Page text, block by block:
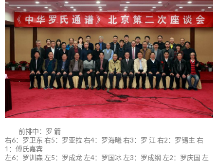
前排中：罗 箭
右6：罗卫东 右5：罗亚拉 右4：罗海曦 右3：罗 江 右2：罗锡主 右
1：傅氏嘉宾
左6：罗训森 左5：罗成龙 左4：罗国冰 左3：罗成纲 左2：罗庆国 左